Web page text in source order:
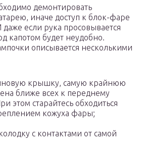
демонтировать
иначе доступ к блок-фаре
если рука просовывается
капотом будет неудобно.
описывается несколькими
крышку, самую крайнюю
ближе всех к переднему
этом старайтесь обходиться
кожуха фары;
с контактами от самой